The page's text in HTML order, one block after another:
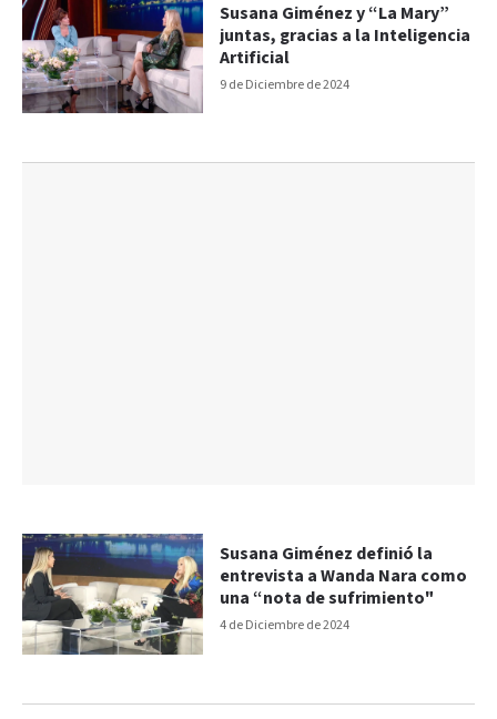
9 de Diciembre de 2024
Susana Giménez y “La Mary”
juntas, gracias a la Inteligencia
Artificial
4 de Diciembre de 2024
Susana Giménez definió la
entrevista a Wanda Nara como
una “nota de sufrimiento"